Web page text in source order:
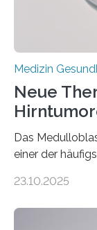
stark
Medizin
Neue
Das
einer der
Betroffenen
23.10.2025